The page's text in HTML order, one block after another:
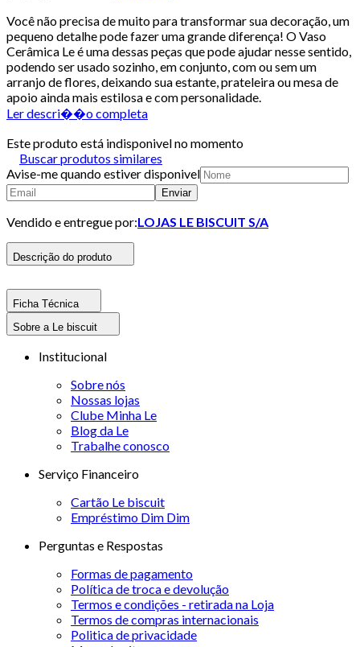
Você não precisa de muito para transformar sua decoração, um
pequeno detalhe pode fazer uma grande diferença! O Vaso
Cerâmica Le é uma dessas peças que pode ajudar nesse sentido,
podendo ser usado sozinho, em conjunto, com ou sem um
arranjo de flores, deixando sua estante, prateleira ou mesa de
apoio ainda mais estilosa e com personalidade.
Ler descri��o completa
Este produto está indisponivel no momento
Buscar produtos similares
Avise-me quando estiver disponivel
Enviar
Vendido e entregue por:LOJAS LE BISCUIT S/A
Descrição do produto
Ficha Técnica
Sobre a Le biscuit
Institucional
Sobre nós
Nossas lojas
Clube Minha Le
Blog da Le
Trabalhe conosco
Serviço Financeiro
Cartão Le biscuit
Empréstimo Dim Dim
Perguntas e Respostas
Formas de pagamento
Política de troca e devolução
Termos e condições - retirada na Loja
Termos de compras internacionais
Politica de privacidade